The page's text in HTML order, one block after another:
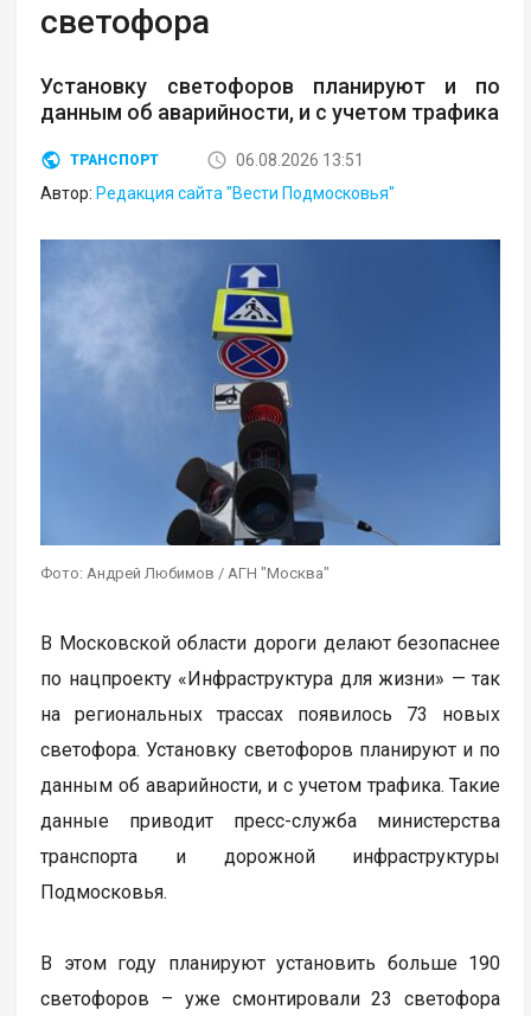
светофора
Установку светофоров планируют и по
данным об аварийности, и с учетом трафика
ТРАНСПОРТ
06.08.2026 13:51
Автор: Редакция сайта "Вести Подмосковья"
Фото: Андрей Любимов / АГН "Москва"
В Московской области дороги делают безопаснее
по нацпроекту «Инфраструктура для жизни» — так
на региональных трассах появилось 73 новых
светофора. Установку светофоров планируют и по
данным об аварийности, и с учетом трафика. Такие
данные приводит пресс-служба министерства
транспорта и дорожной инфраструктуры
Подмосковья.
В этом году планируют установить больше 190
светофоров – уже смонтировали 23 светофора